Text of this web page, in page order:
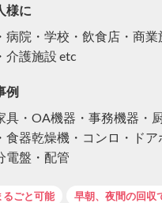
様に
病院・学校・飲食店・商業
介護施設 etc
例
具・OA機器・事務機器・
食器乾燥機・コンロ・ド
電盤・配管
るごと可能 早朝、夜間の回収